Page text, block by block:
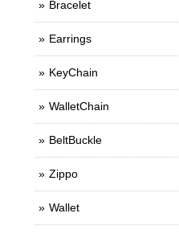
Bracelet
Earrings
KeyChain
WalletChain
BeltBuckle
Zippo
Wallet